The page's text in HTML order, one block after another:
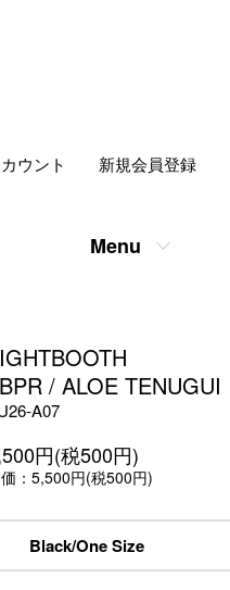
Menu
ウント 新規会員登録
/ ALOE TENUGUI
A07
円(税500円)
：5,500円(税500円)
Black/One Size